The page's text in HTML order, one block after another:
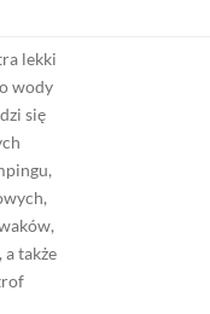
lekki
wody
się
także